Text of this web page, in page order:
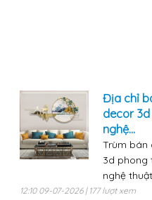
Địa chỉ
decor
nghệ...
Trùm bán
3d phong
nghệ
12:10 09-07-2026 | 177 lượt xem